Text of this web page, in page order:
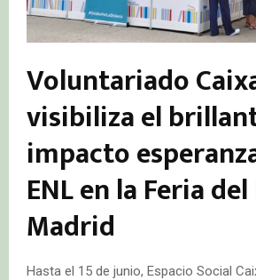
Voluntariado
visibiliza el
impacto
ENL en la Feria
Madrid
Hasta el 15 de junio, Espacio Social